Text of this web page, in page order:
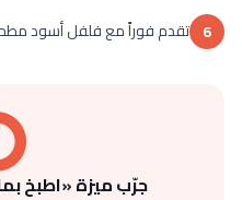
6 تقدم فوراً مع فلفل أسود
جرّب ميزة «اطبخ